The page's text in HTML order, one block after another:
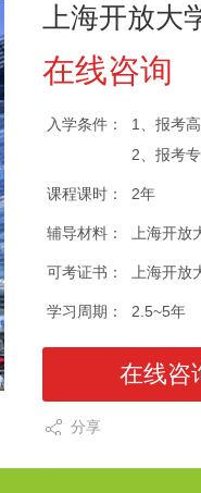
上海开放大
在线咨询
入学条件：
1、报考
2、报考
课程课时： 2年
辅导材料： 上海开放
可考证书： 上海开放
学习周期： 2.5~5年
在线咨
分享